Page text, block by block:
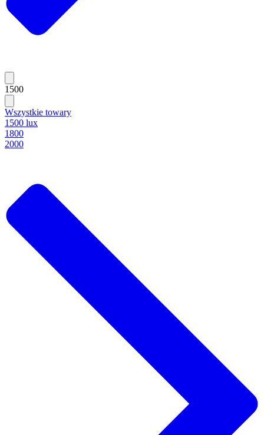
1500
Wszystkie towary
1500 lux
1800
2000